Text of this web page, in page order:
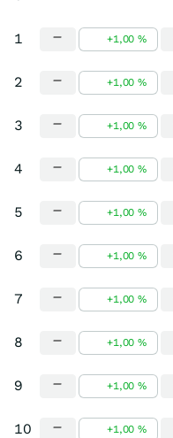
1
2
3
4
5
6
7
8
9
10